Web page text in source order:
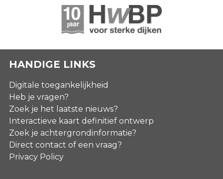
HANDIGE LINKS
Digitale toegankelijkheid
Heb je vragen?
Zoek je het laatste nieuws?
Interactieve kaart definitief ontwerp
Zoek je achtergrondinformatie?
Direct contact of een vraag?
Privacy Policy